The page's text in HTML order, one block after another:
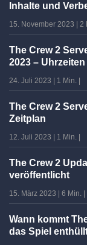
Inhalte und
15. November 2023 2
The Crew 2
2023 – Uhrzeiten
24. Juli 2023 1 Min.
The Crew 2
Zeitplan
12. Juli 2023 1 Min.
The Crew 2
veröffentlicht
15. März 2023 6 Min.
Wann kommt
das Spiel